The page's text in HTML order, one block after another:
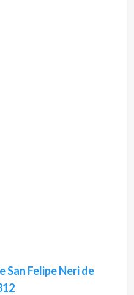
San Felipe Neri de